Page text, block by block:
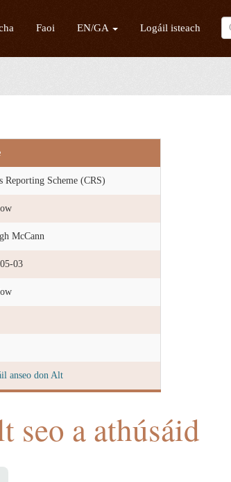
Faoi EN/GA Logáil isteach
Reporting Scheme (CRS)
McCann
03
anseo don Alt
seo a athúsáid